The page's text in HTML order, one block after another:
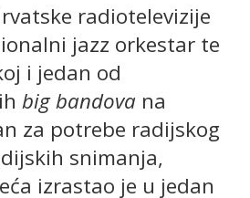
radiotelevizije
jazz orkestar te
i jedan od
big bandova na
za potrebe radijskog
snimanja,
izrastao je u jedan